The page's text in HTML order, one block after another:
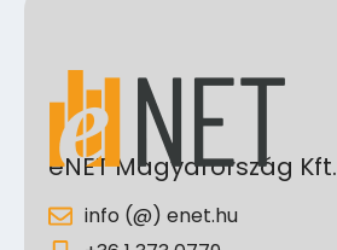
eNET Magyarország Kft.
info (@) enet.hu